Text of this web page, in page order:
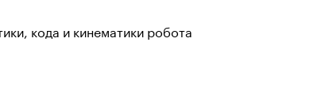
кода и кинематики робота